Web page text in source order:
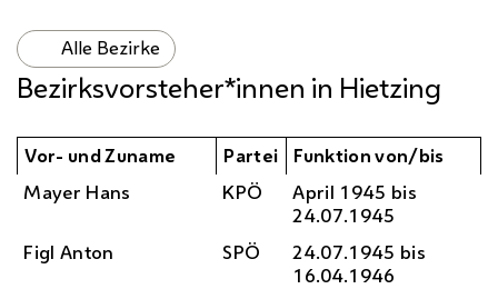
Alle Bezirke
Bezirksvorsteher*innen in Hietzing
Vor- und Zuname Partei
Funktion von/bis
Mayer Hans
KPÖ
April 1945 bis
24.07.1945
Figl Anton
SPÖ
24.07.1945 bis
16.04.1946